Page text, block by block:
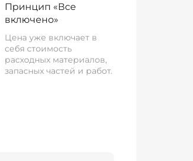
Принцип «Все
включено»
Цена уже включает в
себя стоимость
расходных материалов,
запасных частей и работ.